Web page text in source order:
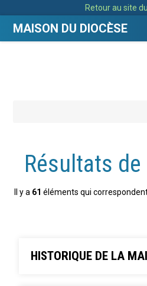
contenu.
la
Retour au site
MAISON DU DIOCÈSE
Résultats
Il y a 61 éléments qui
HISTORIQUE DE LA